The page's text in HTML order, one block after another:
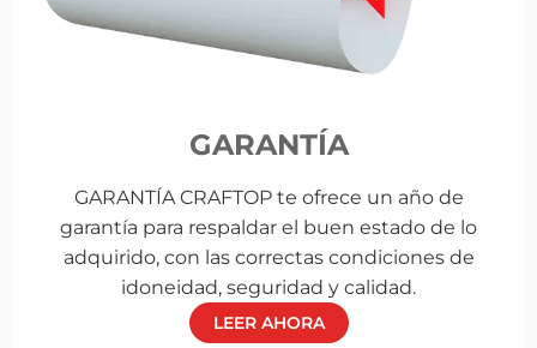
GARANTÍA
GARANTÍA CRAFTOP te ofrece un año de
garantía para respaldar el buen estado de lo
adquirido, con las correctas condiciones de
idoneidad, seguridad y calidad.
LEER AHORA